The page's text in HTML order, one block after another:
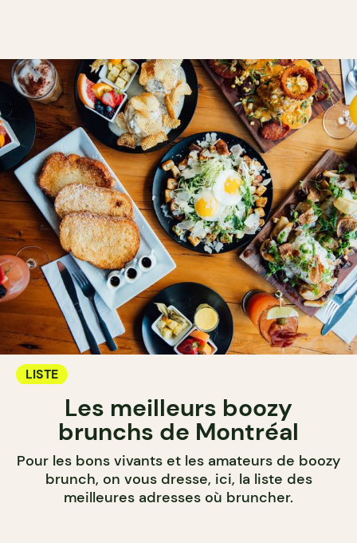
LISTE
Les meilleurs boozy
brunchs de Montréal
Pour les bons vivants et les amateurs de boozy
brunch, on vous dresse, ici, la liste des
meilleures adresses où bruncher.